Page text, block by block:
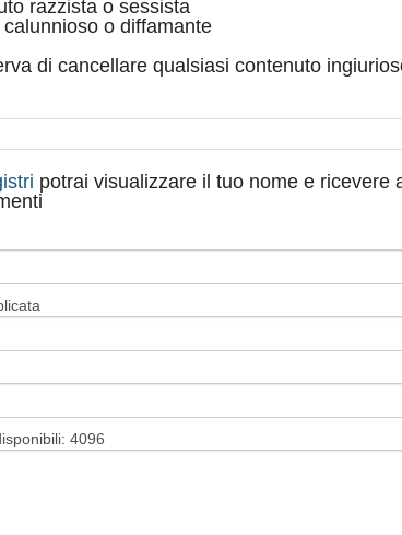
razzista o sessista
o diffamante
di cancellare qualsiasi contenuto
potrai visualizzare il tuo nome e ricevere
4096